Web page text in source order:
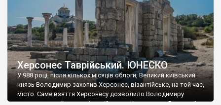
Херсонес Таврійський. ЮНЕСКО
У 988 році, після кількох місяців облоги, Великий київський
князь Володимир захопив Херсонес, візантійське, на той час,
місто. Саме взяття Херсонесу дозволило Володимиру
диктувати свої умови візантійському імператору Василю ІІ, та